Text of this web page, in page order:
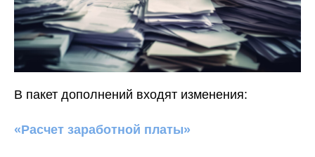
В пакет дополнений входят изменения:
«Расчет заработной платы»